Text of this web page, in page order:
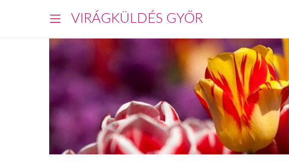
VIRÁGKÜLDÉS GYŐR